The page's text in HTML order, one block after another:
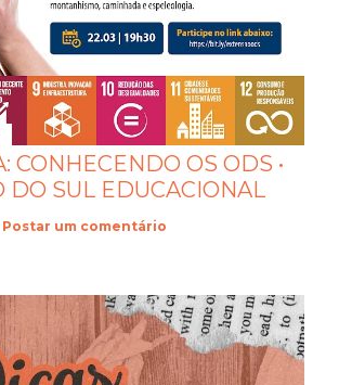
CONHECENDO OS ODS •
DO SUL EDUCACIONAL
Postar um comentário